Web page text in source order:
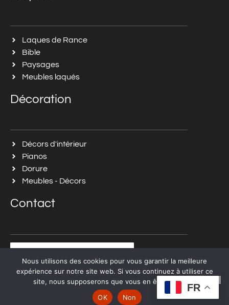
Laques de Rance
Bible
Paysages
Meubles laqués
Décoration
Décors d'intérieur
Pianos
Dorure
Meubles - Décors
Contact
Pour nous contacter
Tous droits réservés à Michèle Belin-Benhamou | Réalisé
aWebDesign4u.com
FR
Nous utilisons des cookies pour vous garantir la meilleure
expérience sur notre site web. Si vous continuez à utiliser ce
site, nous supposerons que vous en êtes satisfait.
OK
Non